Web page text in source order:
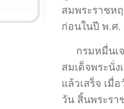
สมพระราชห
ก่อนในปี พ.ศ.
กรมหมื่นเ
สมเด็จพระนั่ง
แล้วเสร็จ เมื่
วัน สิ้นพระรา